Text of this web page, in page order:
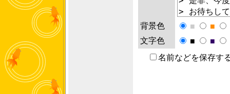
背景色 ■ ■
文字色
■ ■
名前などを保存す